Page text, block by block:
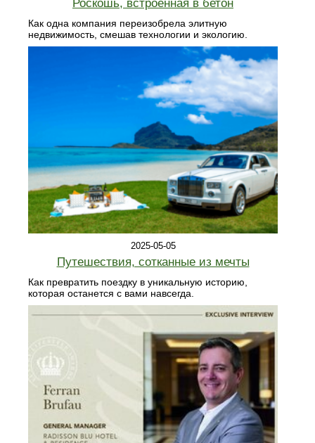
Роскошь, встроенная в бетон
Как одна компания переизобрела элитную
недвижимость, смешав технологии и экологию.
2025-05-05
Путешествия, сотканные из мечты
Как превратить поездку в уникальную историю,
которая останется с вами навсегда.